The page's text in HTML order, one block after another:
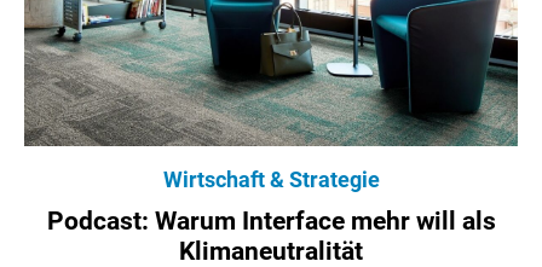
Wirtschaft & Strategie
Podcast: Warum Interface mehr will als
Klimaneutralität